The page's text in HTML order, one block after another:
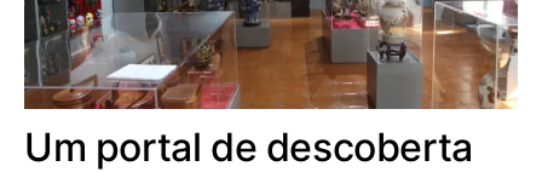
Um portal de descoberta